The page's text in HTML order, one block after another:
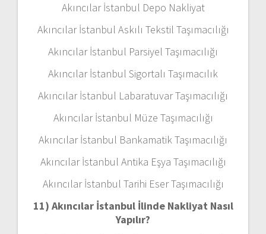
Akıncılar İstanbul Depo Nakliyat
Akıncılar İstanbul Askılı Tekstil Taşımacılığı
Akıncılar İstanbul Parsiyel Taşımacılığı
Akıncılar İstanbul Sigortalı Taşımacılık
Akıncılar İstanbul Labaratuvar Taşımacılığı
Akıncılar İstanbul Müze Taşımacılığı
Akıncılar İstanbul Bankamatik Taşımacılığı
Akıncılar İstanbul Antika Eşya Taşımacılığı
Akıncılar İstanbul Tarihi Eser Taşımacılığı
11) Akıncılar İstanbul İlinde Nakliyat Nasıl
Yapılır?